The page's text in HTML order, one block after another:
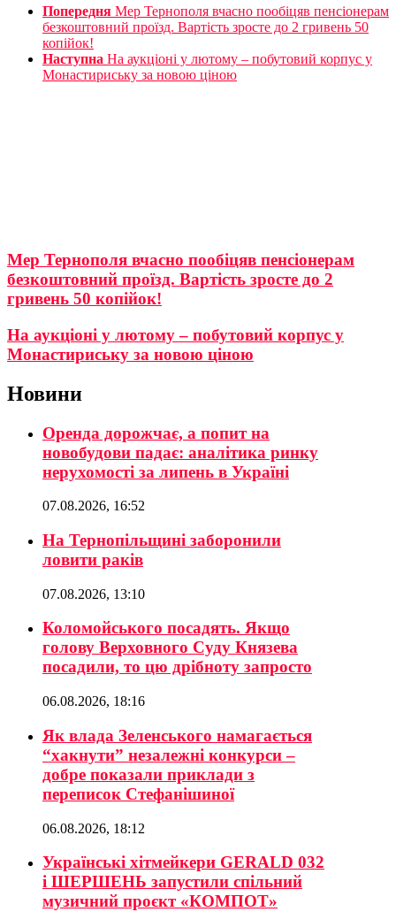
Попередня Мер Тернополя вчасно пообіцяв пенсіонерам
безкоштовний проїзд. Вартість зросте до 2 гривень 50
копійок!
Наступна На аукціоні у лютому – побутовий корпус у
Монастириську за новою ціною
Мер Тернополя вчасно пообіцяв пенсіонерам
безкоштовний проїзд. Вартість зросте до 2
гривень 50 копійок!
На аукціоні у лютому – побутовий корпус у
Монастириську за новою ціною
Новини
Оренда дорожчає, а попит на
новобудови падає: аналітика ринку
нерухомості за липень в Україні
07.08.2026, 16:52
На Тернопільщині заборонили
ловити раків
07.08.2026, 13:10
Коломойського посадять. Якщо
голову Верховного Суду Князева
посадили, то цю дрібноту запросто
06.08.2026, 18:16
Як влада Зеленського намагається
“хакнути” незалежні конкурси –
добре показали приклади з
переписок Стефанішиної
06.08.2026, 18:12
Українські хітмейкери GERALD 032
і ШЕРШЕНЬ запустили спільний
музичний проєкт «КОМПОТ»